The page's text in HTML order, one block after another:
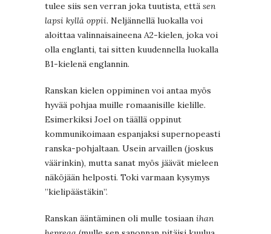
tulee siis sen verran joka tuutista, että sen
lapsi kyllä oppii. Neljännellä luokalla voi
aloittaa valinnaisaineena A2-kielen, joka voi
olla englanti, tai sitten kuudennella luokalla
B1-kielenä englannin.
Ranskan kielen oppiminen voi antaa myös
hyvää pohjaa muille romaanisille kielille.
Esimerkiksi Joel on täällä oppinut
kommunikoimaan espanjaksi supernopeasti
ranska-pohjaltaan. Usein arvaillen (joskus
väärinkin), mutta sanat myös jäävät mieleen
näköjään helposti. Toki varmaan kysymys
”kielipäästäkin”.
Ranskan ääntäminen oli mulle tosiaan ihan